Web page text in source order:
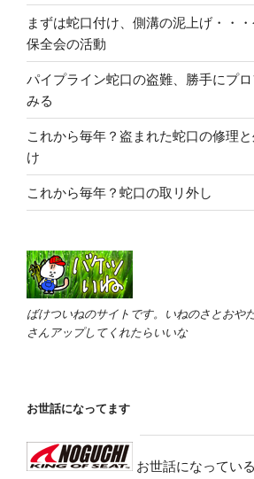
まずは蛇口付け、側溝の泥上げ・・
保全会の活動
パイプライン蛇口の盗難、勝手にプ
みる
これから毎年？盗まれた蛇口の修理
け
これから毎年？蛇口の取リ外し
ばけついねのサイトです。いねのさとおや
さんアップしてくれたらいいな
お世話になってます
お世話になってい